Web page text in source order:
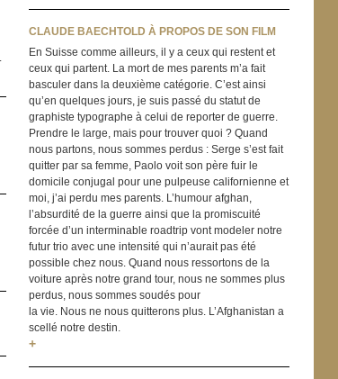
CLAUDE BAECHTOLD À PROPOS DE SON FILM
En Suisse comme ailleurs, il y a ceux qui restent et
ceux qui partent. La mort de mes parents m’a fait
basculer dans la deuxième catégorie. C’est ainsi
qu’en quelques jours, je suis passé du statut de
graphiste typographe à celui de reporter de guerre.
Prendre le large, mais pour trouver quoi ? Quand
nous partons, nous sommes perdus : Serge s’est fait
quitter par sa femme, Paolo voit son père fuir le
domicile conjugal pour une pulpeuse californienne et
moi, j’ai perdu mes parents. L’humour afghan,
l’absurdité de la guerre ainsi que la promiscuité
forcée d’un interminable roadtrip vont modeler notre
futur trio avec une intensité qui n’aurait pas été
possible chez nous. Quand nous ressortons de la
voiture après notre grand tour, nous ne sommes plus
perdus, nous sommes soudés pour
la vie. Nous ne nous quitterons plus. L’Afghanistan a
scellé notre destin.
+